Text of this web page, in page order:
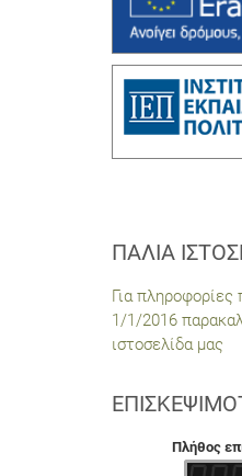
ΠΑΛΙΆ
Για πληροφορίες
1/1/2016
ιστοσελίδα μας
Πλήθος